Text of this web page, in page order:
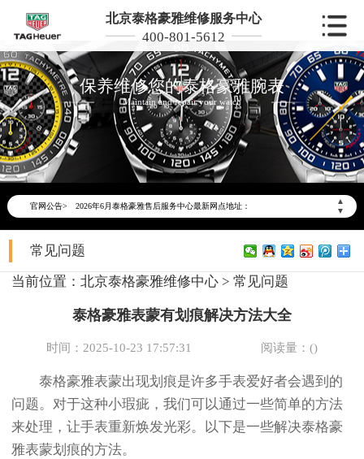
北京泰格豪雅维修服务中心
400-801-5612
保养维修您的泰格豪雅腕表
Maintain and repair your watch
官网公告>
▲
▼
2026年6月泰格豪雅北京市售后服务网络优化升级公告
2026年6月北京市泰格豪雅官方售后客户服务热线：400-801-5612
2026年6月泰格豪雅售后服务中心最新网点地址：
北京市东城区东长安街1号东方广场写字楼W3座6层602室（需提前预约）
北京市朝阳区建国门外大街甲6号华熙国际中心写字楼D座11层1102室（需提前预约）
节假日正常营业！
常见问题
当前位置： 北京泰格豪雅维修中心 > 常见问题
泰格豪雅表蒙有划痕解决方法大全
时间：2025-10-23 17:57:31 阅读量：()
泰格豪雅表蒙出现划痕是许多手表爱好者会遇到的
问题。对于这种小瑕疵，我们可以通过一些简单的方法
来处理，让手表重新焕发光彩。以下是一些解决泰格豪
雅表蒙划痕的方法。